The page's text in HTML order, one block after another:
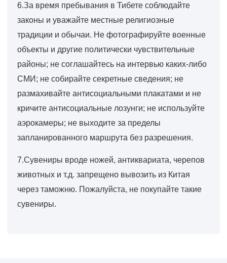
6.За время пребывания в Тибете соблюдайте
законы и уважайте местные религиозные
традиции и обычаи. Не фотографируйте военные
объекты и другие политически чувствительные
районы; не соглашайтесь на интервью каких-либо
СМИ; не собирайте секретные сведения; не
размахивайте антисоциальными плакатами и не
кричите антисоциальные лозунги; не используйте
аэрокамеры; не выходите за пределы
запланированного маршрута без разрешения.
7.Сувениры вроде ножей, антиквариата, черепов
животных и т.д. запрещено вывозить из Китая
через таможню. Пожалуйста, не покупайте такие
сувениры.